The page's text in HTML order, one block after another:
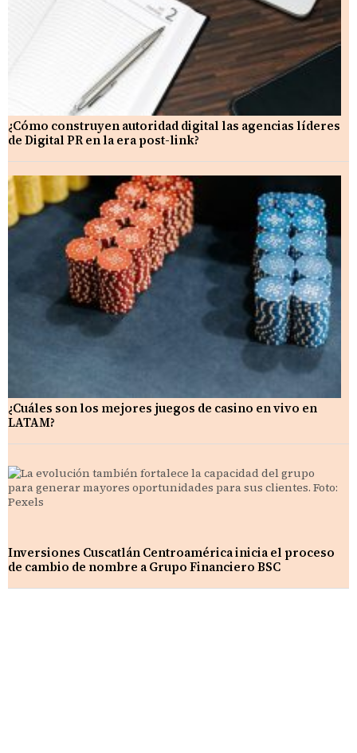
¿Cómo construyen autoridad digital las agencias líderes
de Digital PR en la era post-link?
¿Cuáles son los mejores juegos de casino en vivo en
LATAM?
Inversiones Cuscatlán Centroamérica inicia el proceso
de cambio de nombre a Grupo Financiero BSC